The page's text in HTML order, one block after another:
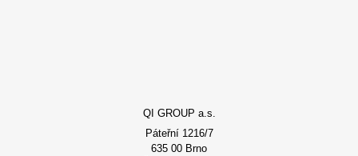
QI GROUP a.s.
Páteřní 1216/7
635 00 Brno